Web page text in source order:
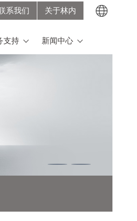
系我们 关于林内
支持 新闻中心